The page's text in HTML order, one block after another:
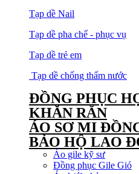
Tạp dề Nail
Tạp dề pha chế - phục vụ
Tạp dề trẻ em
Tạp dề chống thấm nước
ĐỒNG PHỤC
KHĂN RẰN
ÁO SƠ MI
BẢO HỘ LAO
Áo gile kỹ sư
Đồng phục Gile Gió